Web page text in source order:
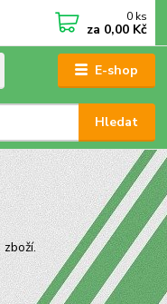
E-shop
Hledat
0 ks
za 0,00 Kč